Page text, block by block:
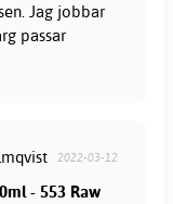
Jag jobbar
passar
2022-03-12
- 553 Raw